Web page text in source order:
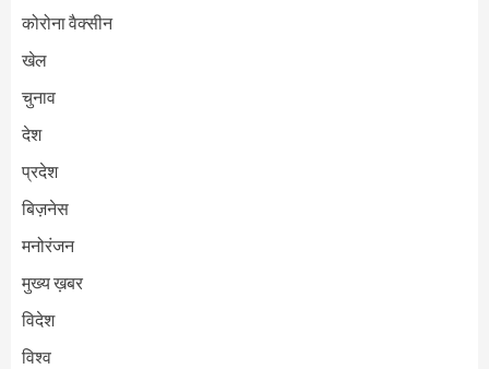
कोरोना वैक्सीन
खेल
चुनाव
देश
प्रदेश
बिज़नेस
मनोरंजन
मुख्य ख़बर
विदेश
विश्व